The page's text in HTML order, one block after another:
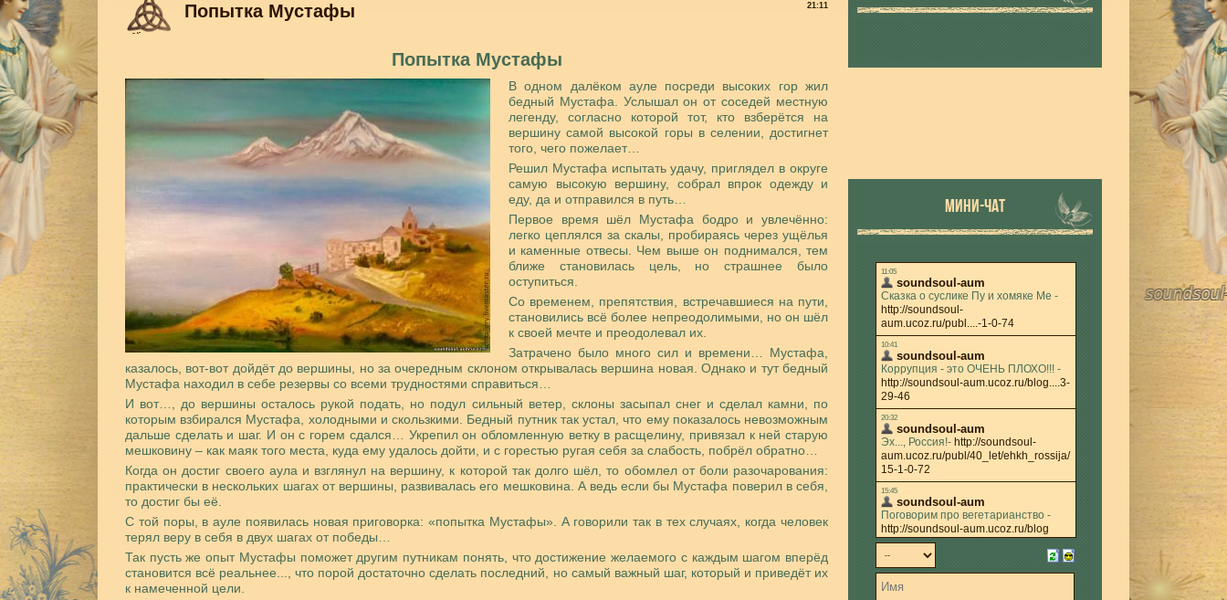
21:11
Попытка Мустафы
Попытка Мустафы
В одном далёком ауле посреди высоких гор жил
бедный Мустафа. Услышал он от соседей местную
легенду, согласно которой тот, кто взберётся на
вершину самой высокой горы в селении, достигнет
того, чего пожелает…
Решил Мустафа испытать удачу, приглядел в округе
самую высокую вершину, собрал впрок одежду и
еду, да и отправился в путь…
Первое время шёл Мустафа бодро и увлечённо:
легко цеплялся за скалы, пробираясь через ущёлья
и каменные отвесы. Чем выше он поднимался, тем
ближе становилась цель, но страшнее было
оступиться.
Со временем, препятствия, встречавшиеся на пути,
становились всё более непреодолимыми, но он шёл
к своей мечте и преодолевал их.
Затрачено было много сил и времени… Мустафа,
казалось, вот-вот дойдёт до вершины, но за очередным склоном открывалась вершина новая. Однако и тут бедный
Мустафа находил в себе резервы со всеми трудностями справиться…
И вот…, до вершины осталось рукой подать, но подул сильный ветер, склоны засыпал снег и сделал камни, по
которым взбирался Мустафа, холодными и скользкими. Бедный путник так устал, что ему показалось невозможным
дальше сделать и шаг. И он с горем сдался… Укрепил он обломленную ветку в расщелину, привязал к ней старую
мешковину – как маяк того места, куда ему удалось дойти, и с горестью ругая себя за слабость, побрёл обратно…
Когда он достиг своего аула и взглянул на вершину, к которой так долго шёл, то обомлел от боли разочарования:
практически в нескольких шагах от вершины, развивалась его мешковина. А ведь если бы Мустафа поверил в себя,
то достиг бы её.
С той поры, в ауле появилась новая приговорка: «попытка Мустафы». А говорили так в тех случаях, когда человек
терял веру в себя в двух шагах от победы…
Так пусть же опыт Мустафы поможет другим путникам понять, что достижение желаемого с каждым шагом вперёд
становится всё реальнее..., что порой достаточно сделать последний, но самый важный шаг, который и приведёт их
к намеченной цели.
МИНИ-ЧАТ